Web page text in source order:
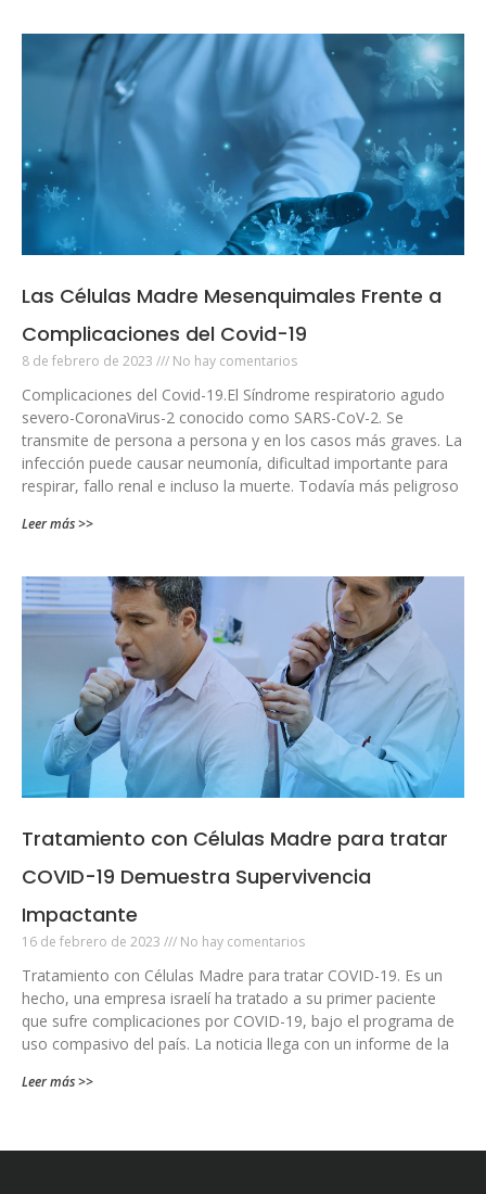
Las Células Madre Mesenquimales Frente a
Complicaciones del Covid-19
8 de febrero de 2023 No hay comentarios
Complicaciones del Covid-19.El Síndrome respiratorio agudo
severo-CoronaVirus-2 conocido como SARS-CoV-2. Se
transmite de persona a persona y en los casos más graves. La
infección puede causar neumonía, dificultad importante para
respirar, fallo renal e incluso la muerte. Todavía más peligroso
Leer más >>
Tratamiento con Células Madre para tratar
COVID-19 Demuestra Supervivencia
Impactante
16 de febrero de 2023 No hay comentarios
Tratamiento con Células Madre para tratar COVID-19. Es un
hecho, una empresa israelí ha tratado a su primer paciente
que sufre complicaciones por COVID-19, bajo el programa de
uso compasivo del país. La noticia llega con un informe de la
Leer más >>